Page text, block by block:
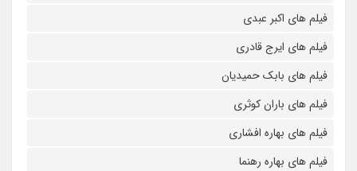
فیلم های اکبر عبدی
فیلم های ایرج قادری
فیلم های بابک حمیدیان
فیلم های باران کوثری
فیلم های بهاره افشاری
فیلم های بهاره رهنما